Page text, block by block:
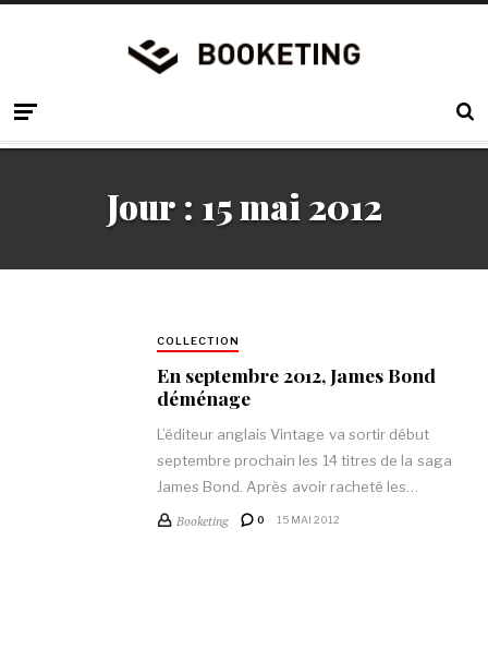
Jour : 15 mai 2012
COLLECTION
En septembre 2012, James Bond
déménage
L’éditeur anglais Vintage va sortir début
septembre prochain les 14 titres de la saga
James Bond. Après avoir racheté les…
Booketing 0 15 MAI 2012